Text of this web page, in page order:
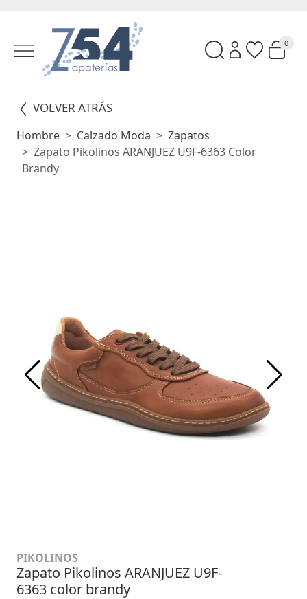
0
VOLVER ATRÁS
Hombre Calzado Moda
Zapatos
Zapato Pikolinos ARANJUEZ U9F-6363 Color
Brandy
PIKOLINOS
Zapato Pikolinos ARANJUEZ U9F-
6363 color brandy